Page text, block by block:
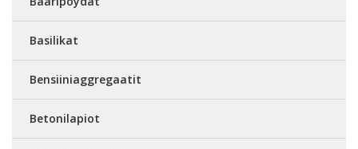
Basilikat
Bensiiniaggregaatit
Betonilapiot